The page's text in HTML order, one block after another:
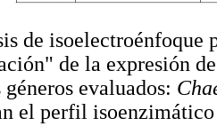
de
de la expresión
evaluados:
el perfil isoenzimático